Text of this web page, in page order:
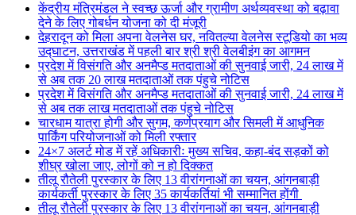
केंद्रीय मंत्रिमंडल ने स्वच्छ ऊर्जा और ग्रामीण अर्थव्यवस्था को बढ़ावा
देने के लिए गोबर्धन योजना को दी मंजूरी
देहरादून को मिला अपना वेलनेस घर, नवितल्या वेलनेस स्टूडियो का भव्य
उद्घाटन, उत्तराखंड में पहली बार श्री श्री वेलबीइंग का आगमन
प्रदेश में विसंगति और अनमैप्ड मतदाताओं की सुनवाई जारी, 24 लाख में
से अब तक 20 लाख मतदाताओं तक पंहुचे नोटिस
प्रदेश में विसंगति और अनमैप्ड मतदाताओं की सुनवाई जारी, 24 लाख में
से अब तक लाख मतदाताओं तक पंहुचे नोटिस
चारधाम यात्रा होगी और सुगम, कर्णप्रयाग और सिमली में आधुनिक
पार्किंग परियोजनाओं को मिली रफ्तार
24×7 अलर्ट मोड में रहें अधिकारीः मुख्य सचिव, कहा-बंद सड़कों को
शीघ्र खोला जाए, लोगों को न हो दिक्कत
तीलू रौतेली पुरस्कार के लिए 13 वीरांगनाओं का चयन, आंगनबाड़ी
कार्यकर्ती पुरस्कार के लिए 35 कार्यकर्तियां भी सम्मानित होंगी
तीलू रौतेली पुरस्कार के लिए 13 वीरांगनाओं का चयन, आंगनबाड़ी